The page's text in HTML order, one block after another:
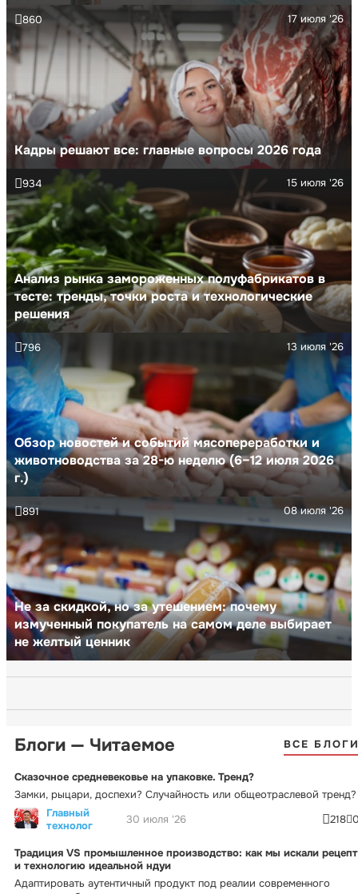
Кадры решают все: главные вопросы 2026 года
17 июля '26
860
Анализ рынка замороженных полуфабрикатов в
тесте: тренды, точки роста и технологические
решения
15 июля '26
934
Обзор новостей и событий мясопереработки и
животноводства за 28-ю неделю (6–12 июля 2026
г.)
13 июля '26
796
Не за скидкой, но за утешением: почему
измученный покупатель на самом деле выбирает
не желтый ценник
08 июля '26
891
Блоги — Читаемое ВСЕ
Сказочное средневековье на упаковке. Тренд?
Замки, рыцари, доспехи? Случайность или общеотраслевой тренд?
Главный
технолог
30 июля '26 218
Традиция VS промышленное производство: как мы искали рецепт
и технологию идеальной ндуи
Адаптировать аутентичный продукт под реалии современного